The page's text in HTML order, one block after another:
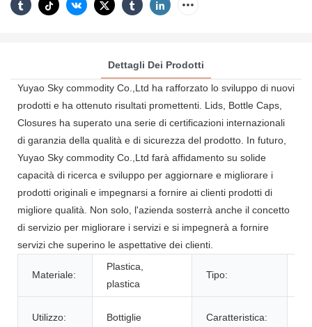
Dettagli Dei Prodotti
Yuyao Sky commodity Co.,Ltd ha rafforzato lo sviluppo di nuovi
prodotti e ha ottenuto risultati promettenti. Lids, Bottle Caps,
Closures ha superato una serie di certificazioni internazionali
di garanzia della qualità e di sicurezza del prodotto. In futuro,
Yuyao Sky commodity Co.,Ltd farà affidamento su solide
capacità di ricerca e sviluppo per aggiornare e migliorare i
prodotti originali e impegnarsi a fornire ai clienti prodotti di
migliore qualità. Non solo, l'azienda sosterrà anche il concetto
di servizio per migliorare i servizi e si impegnerà a fornire
servizi che superino le aspettative dei clienti.
Materiale:
Plastica,
plastica
Tipo:
Utilizzo: Bottiglie Caratteristica: